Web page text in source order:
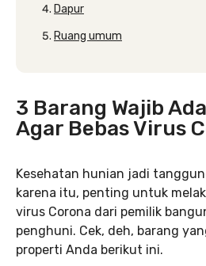
Dapur
Ruang umum
3 Barang Wajib
Agar Bebas Virus
Kesehatan hunian jadi
karena itu, penting untuk
virus Corona dari pemilik
penghuni. Cek, deh, barang
properti Anda berikut ini.